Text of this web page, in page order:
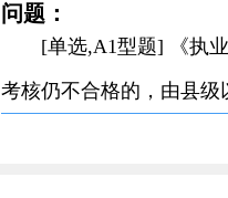
问题：
[单选,A1型题] 《执
考核仍不合格的，由县级